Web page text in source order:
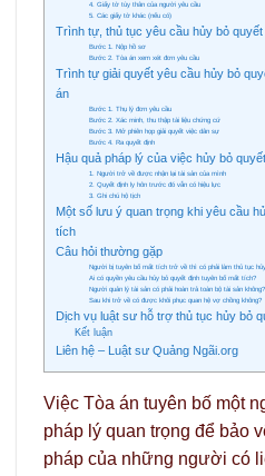
4. Giấy tờ tùy thân của người yêu cầu
5. Các giấy tờ khác (nếu có)
Trình tự, thủ tục yêu cầu hủy bỏ
Bước 1. Nộp hồ sơ
Bước 2. Tòa án xem xét đơn yêu cầu
Trình tự giải quyết yêu cầu hủy bỏ
án
Bước 1. Thụ lý đơn yêu cầu
Bước 2. Xác minh, thu thập tài liệu chứng cứ
Bước 3. Mở phiên họp giải quyết việc dân sự
Bước 4. Ra quyết định
Hậu quả pháp lý của việc hủy bỏ
1. Người trở về được nhận lại tài sản của mình
2. Quyết định ly hôn trước đó vẫn có hiệu lực
3. Ghi chú hộ tịch
Một số lưu ý quan trọng khi yêu cầu
tích
Câu hỏi thường gặp
Người bị tuyên bố mất tích trở về thì có phải làm thủ tục
Ai có quyền yêu cầu hủy bỏ quyết định tuyên bố mất tích?
Người quản lý tài sản có phải hoàn trả toàn bộ tài sản không?
Sau khi trở về có được khôi phục quan hệ vợ chồng không?
Dịch vụ luật sư hỗ trợ thủ tục hủy bỏ
Kết luận
Liên hệ – Luật sư Quảng Ngãi.org
Việc Tòa án tuyên bố một
pháp lý quan trọng để bảo
pháp của những người có